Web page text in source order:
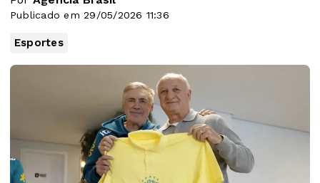
Publicado em 29/05/2026 11:36
Esportes